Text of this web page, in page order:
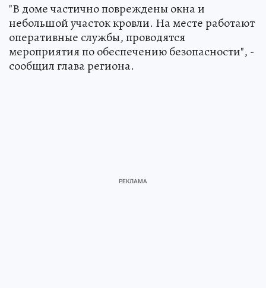
"В доме частично повреждены окна и
небольшой участок кровли. На месте работают
оперативные службы, проводятся
мероприятия по обеспечению безопасности", -
сообщил глава региона.